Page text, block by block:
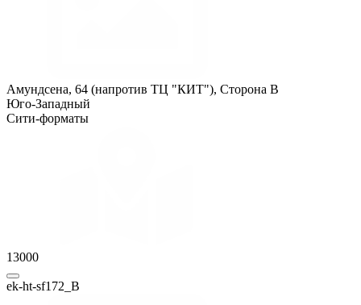
Амундсена, 64 (напротив ТЦ "КИТ"), Сторона B
Юго-Западный
Сити-форматы
13000
ek-ht-sf172_B